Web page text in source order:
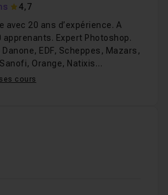
4,7
avec 20 ans d’expérience. A
apprenants. Expert Photoshop.
Danone, EDF, Scheppes, Mazars,
Orange, Natixis…
cours